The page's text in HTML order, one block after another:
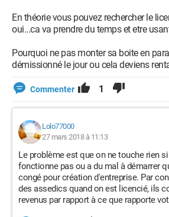
En théorie vous pouvez rechercher le
oui...ca va prendre du temps et etre
Pourquoi ne pas monter sa boite en
démissionné le jour ou cela deviens
Commenter 1
Lolo77000
27 mars 2018 à 11:13
Le problème est que on ne touche rien
fonctionne pas ou a du mal à démarrer
congé pour création d'entreprise. Par
des assedics quand on est licencié, ils
revenus par rapport à ce que rapporte